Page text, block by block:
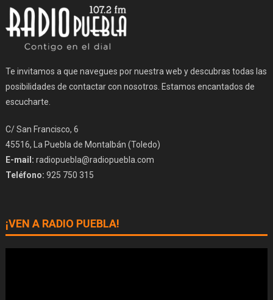
Te invitamos a que navegues por nuestra web y descubras todas las
posibilidades de contactar con nosotros. Estamos encantados de
escucharte.
C/ San Francisco, 6
45516, La Puebla de Montalbán (Toledo)
E-mail: radiopuebla@radiopuebla.com
Teléfono: 925 750 315
¡VEN A RADIO PUEBLA!